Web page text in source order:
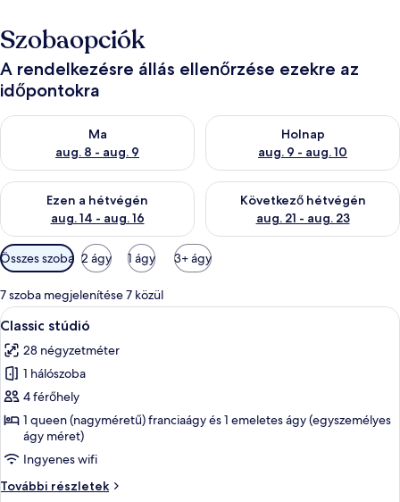
Szobaopciók
A rendelkezésre állás ellenőrzése ezekre az
időpontokra
Ma
aug. 8 - aug. 9
A ma esti rendelkezésre állás ellenőrzése: aug. 8 - aug. 9
Holnap
aug. 9 - aug. 10
A holnapi rendelkezésre állás
Ezen a hétvégén
aug. 14 - aug. 16
A mostani hétvégi rendelkezésre állás ellenőrzése: aug. 14 -
Következő hétvégén
aug. 21 - aug. 23
A következő hétvégi
Szobákhoz
rendelkezésre
álló
szűrők
Összes szoba 2 ágy 1 ágy 3+ ágy
7 szoba megjelenítése 7 közül
A
következő
szoba
összes
képének
megtekintése:
Classic
stúdió
Egy szállodai szoba, amelyben
28
Classic stúdió
28 négyzetméter
1 hálószoba
4 férőhely
1 queen (nagyméretű) franciaágy és 1 emeletes ágy (egyszemélyes
ágy méret)
Ingyenes wifi
További részletek
Classic